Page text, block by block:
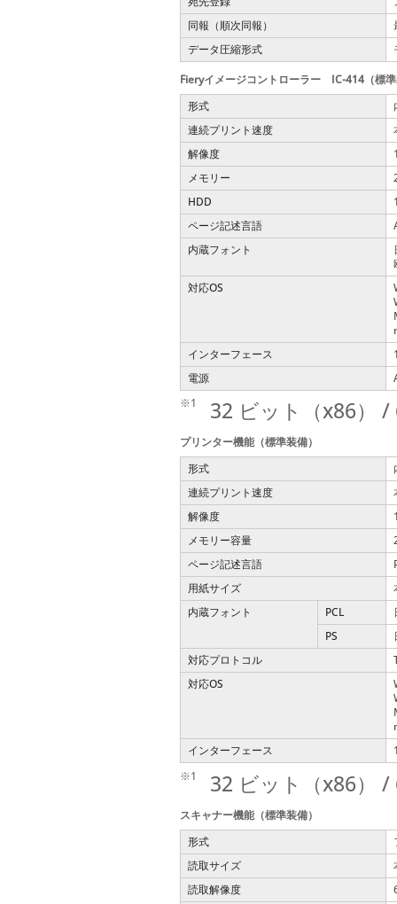
同報（順次同報）
データ圧縮形式
Fieryイメージコントローラー IC-414（標
形式
連続プリント速度
解像度
メモリー
HDD
ページ記述言語
内蔵フォント
対応OS
インターフェース
電源
※1
32 ビット（x86）
プリンター機能（標準装備）
形式
連続プリント速度
解像度
メモリー容量
ページ記述言語
用紙サイズ
内蔵フォント
PCL
PS
対応プロトコル
対応OS
インターフェース
※1
32 ビット（x86）
スキャナー機能（標準装備）
形式
読取サイズ
読取解像度